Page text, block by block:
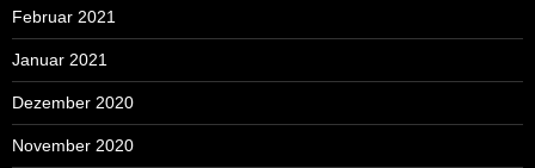
Februar 2021
Januar 2021
Dezember 2020
November 2020